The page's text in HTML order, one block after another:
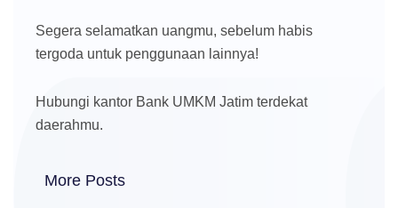
Segera selamatkan uangmu, sebelum habis
tergoda untuk penggunaan lainnya!
Hubungi kantor Bank UMKM Jatim terdekat
daerahmu.
More Posts